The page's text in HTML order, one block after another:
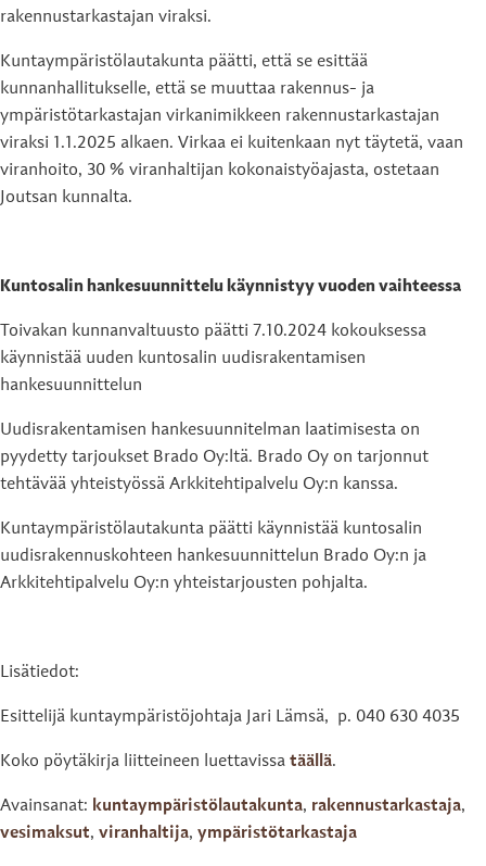
rakennustarkastajan viraksi.
Kuntaympäristölautakunta päätti, että se esittää
kunnanhallitukselle, että se muuttaa rakennus- ja
ympäristötarkastajan virkanimikkeen rakennustarkastajan
viraksi 1.1.2025 alkaen. Virkaa ei kuitenkaan nyt täytetä, vaan
viranhoito, 30 % viranhaltijan kokonaistyöajasta, ostetaan
Joutsan kunnalta.
Kuntosalin hankesuunnittelu käynnistyy vuoden vaihteessa
Toivakan kunnanvaltuusto päätti 7.10.2024 kokouksessa
käynnistää uuden kuntosalin uudisrakentamisen
hankesuunnittelun
Uudisrakentamisen hankesuunnitelman laatimisesta on
pyydetty tarjoukset Brado Oy:ltä. Brado Oy on tarjonnut
tehtävää yhteistyössä Arkkitehtipalvelu Oy:n kanssa.
Kuntaympäristölautakunta päätti käynnistää kuntosalin
uudisrakennuskohteen hankesuunnittelun Brado Oy:n ja
Arkkitehtipalvelu Oy:n yhteistarjousten pohjalta.
Lisätiedot:
Esittelijä kuntaympäristöjohtaja Jari Lämsä, p. 040 630 4035
Koko pöytäkirja liitteineen luettavissa täällä.
Avainsanat: kuntaympäristölautakunta, rakennustarkastaja,
vesimaksut, viranhaltija, ympäristötarkastaja